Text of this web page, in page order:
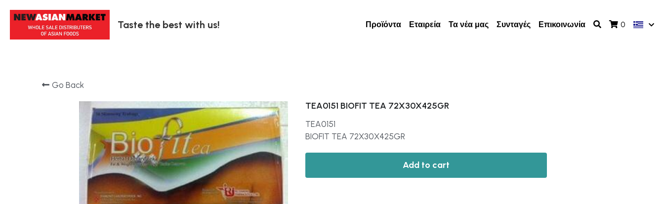
Taste the best with us! Προϊόντα Εταιρεία Τα νέα μας Συνταγές Επικοινωνία 0
Go Back
TEA0151 BIOFIT TEA 72X30X425GR
TEA0151
BIOFIT TEA 72X30X425GR
Add to cart